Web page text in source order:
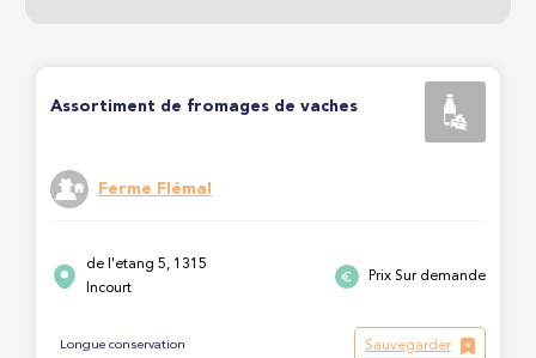
Assortiment de fromages de vaches
Ferme Flémal
de l'etang 5, 1315
Incourt
Prix Sur demande
Longue conservation Sauvegarder